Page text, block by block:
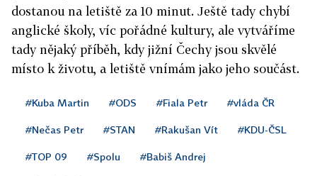
dostanou na letiště za 10 minut. Ještě tady chybí
anglické školy, víc pořádné kultury, ale vytváříme
tady nějaký příběh, kdy jižní Čechy jsou skvělé
místo k životu, a letiště vnímám jako jeho součást.
#Kuba Martin #ODS #Fiala Petr #vláda ČR
#Nečas Petr #STAN #Rakušan Vít #KDU-ČSL
#TOP 09 #Spolu #Babiš Andrej